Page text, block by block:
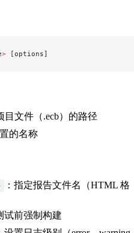
> [options]
目文件（.ecb）的路径
的名称
：指定报告文件名（HTML 格
试前强制构建